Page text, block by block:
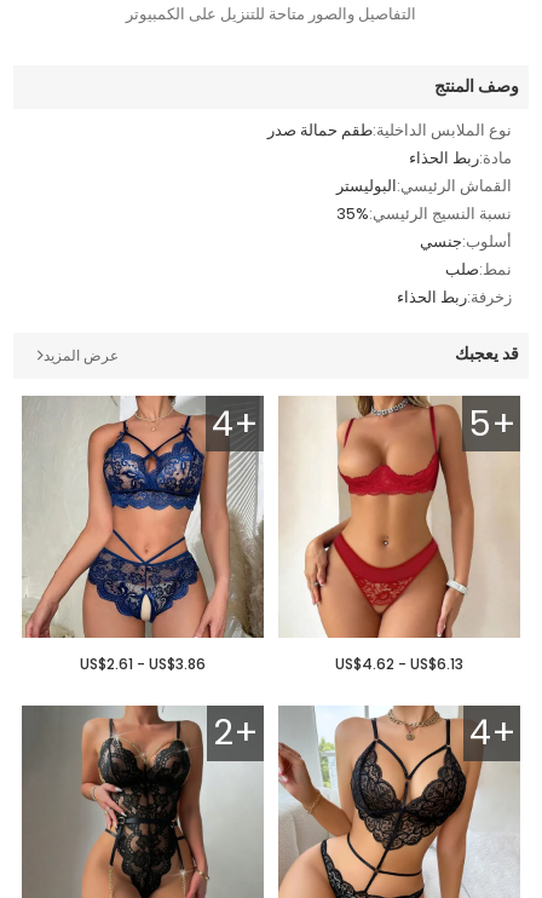
التفاصيل والصور متاحة للتنزيل على الكمبيوتر
وصف المنتج
نوع الملابس الداخلية:طقم حمالة صدر
مادة:ربط الحذاء
القماش الرئيسي:البوليستر
نسبة النسيج الرئيسي:35%
أسلوب:جنسي
نمط:صلب
زخرفة:ربط الحذاء
قد يعجبك عرض المزيد
5+
US$4.62 - US$6.13
4+
US$2.61 - US$3.86
4+
2+